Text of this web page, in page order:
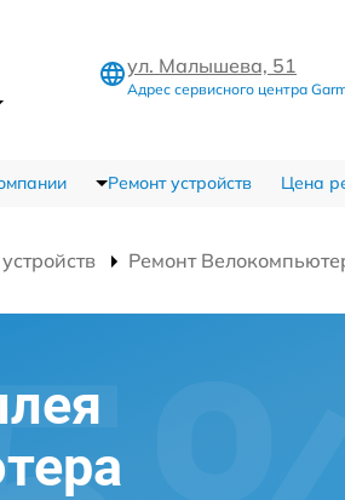
ул. Малышева, 51
Адрес сервисного центра
Ремонт устройств Цена
Ремонт